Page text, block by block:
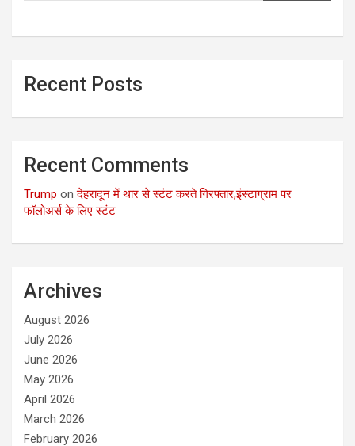
Recent Posts
Recent Comments
Trump onदेहरादून में थार से स्टंट करते गिरफ्तार,इंस्टाग्राम पर
फॉलोअर्स के लिए स्टंट
Archives
August 2026
July 2026
June 2026
May 2026
April 2026
March 2026
February 2026